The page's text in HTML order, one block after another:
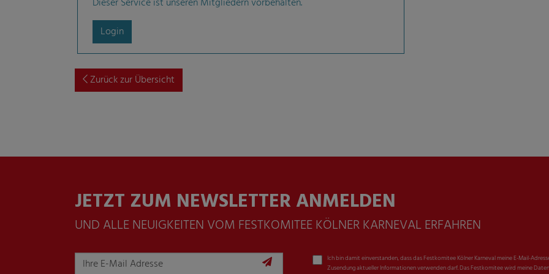
Dieser Service ist unseren Mitgliedern vorbehalten.
Login
Zurück zur Übersicht
JETZT ZUM NEWSLETTER ANMELDEN
UND ALLE NEUIGKEITEN VOM FESTKOMITEE KÖLNER KARNEVAL ERFAHREN
Ich bin damit einverstanden, dass das Festkomitee Kölner Karneval meine E-Mail-
Zusendung aktueller Informationen verwenden darf. Das Festkomitee wird meine